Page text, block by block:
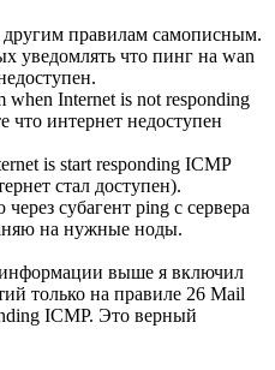
правилам самописным.
уведомлять что пинг на wan
Internet is not responding
что интернет недоступен
is start responding ICMP
стал доступен).
субагент ping с сервера
на нужные ноды.
выше я включил
только на правиле 26 Mail
ICMP. Это верный